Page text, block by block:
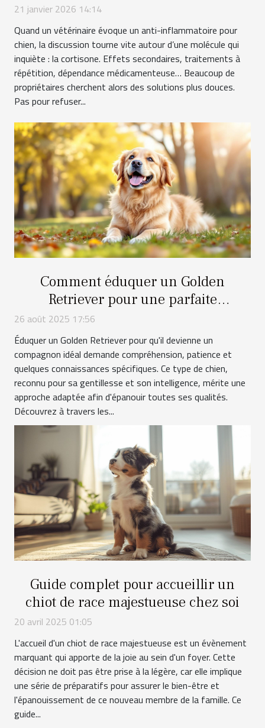
21 janvier 2026 14:14
Quand un vétérinaire évoque un anti-inflammatoire pour
chien, la discussion tourne vite autour d’une molécule qui
inquiète : la cortisone. Effets secondaires, traitements à
répétition, dépendance médicamenteuse… Beaucoup de
propriétaires cherchent alors des solutions plus douces.
Pas pour refuser...
Comment éduquer un Golden
Retriever pour une parfaite
compagnie ?
26 août 2025 17:56
Éduquer un Golden Retriever pour qu'il devienne un
compagnon idéal demande compréhension, patience et
quelques connaissances spécifiques. Ce type de chien,
reconnu pour sa gentillesse et son intelligence, mérite une
approche adaptée afin d'épanouir toutes ses qualités.
Découvrez à travers les...
Guide complet pour accueillir un
chiot de race majestueuse chez soi
20 avril 2025 01:05
L'accueil d'un chiot de race majestueuse est un évènement
marquant qui apporte de la joie au sein d'un foyer. Cette
décision ne doit pas être prise à la légère, car elle implique
une série de préparatifs pour assurer le bien-être et
l'épanouissement de ce nouveau membre de la famille. Ce
guide...